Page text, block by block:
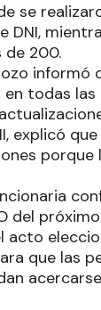
se
DNI,
200.
informó
todas
explicó
porque
del
acto
que las